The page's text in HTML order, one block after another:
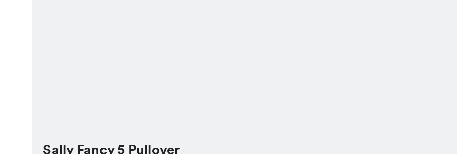
Sally Fancy 5 Pullover